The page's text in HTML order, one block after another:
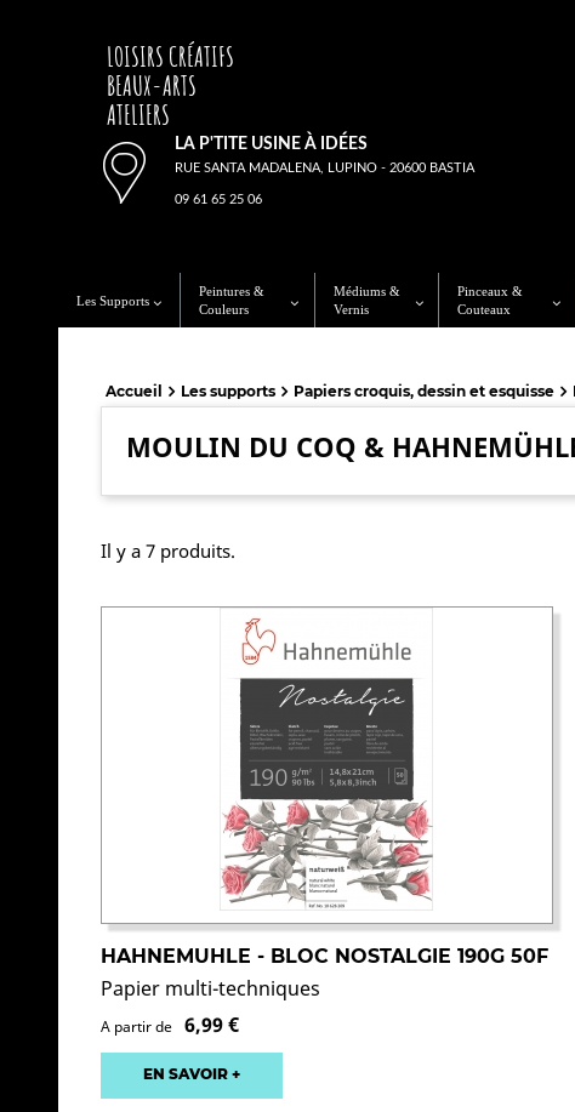
LOISIRS CRÉATIFS
BEAUX-ARTS
ATELIERS
LA P'TITE USINE À IDÉES
RUE SANTA MADALENA, LUPINO - 20600 BASTIA
09 61 65 25 06
Les Supports
Peintures &
Couleurs
Médiums &
Vernis
Pinceaux &
Couteaux
Accueil Les supports Papiers croquis, dessin et esquisse
MOULIN DU COQ &
Il y a 7 produits.
HAHNEMUHLE - BLOC NOSTALGIE 190G 50F
Papier multi-techniques
A partir de 6,99 €
EN SAVOIR +